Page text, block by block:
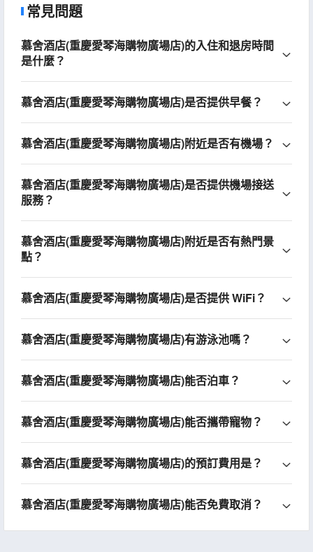
常見問題
慕舍酒店(重慶愛琴海購物廣場店)的入住和退房時間
是什麼？
慕舍酒店(重慶愛琴海購物廣場店)是否提供早餐？
慕舍酒店(重慶愛琴海購物廣場店)附近是否有機場？
慕舍酒店(重慶愛琴海購物廣場店)是否提供機場接送
服務？
慕舍酒店(重慶愛琴海購物廣場店)附近是否有熱門景
點？
慕舍酒店(重慶愛琴海購物廣場店)是否提供 WiFi？
慕舍酒店(重慶愛琴海購物廣場店)有游泳池嗎？
慕舍酒店(重慶愛琴海購物廣場店)能否泊車？
慕舍酒店(重慶愛琴海購物廣場店)能否攜帶寵物？
慕舍酒店(重慶愛琴海購物廣場店)的預訂費用是？
慕舍酒店(重慶愛琴海購物廣場店)能否免費取消？